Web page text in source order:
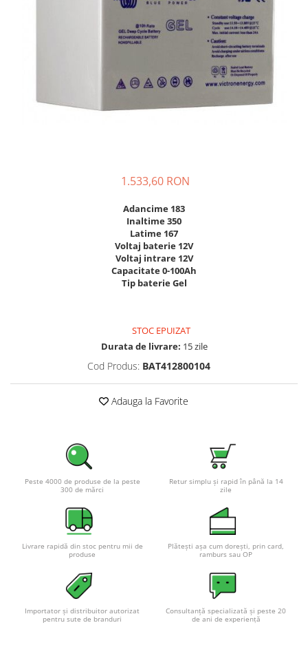
Incarcatoare acumulatori
Panouri fotovoltaice si accesorii
Accesorii
Convertoare de tensiune
Sisteme de stocare energie
Sisteme de Stocare Comerciale
Sisteme fotovoltaice complete
Sisteme fotovoltaice de putere
mica (rulota/caravan/case de
Statii de incarcare vehicule
Statii de incarcare
Cabluri de incarcare vehicule
Prize de incarcare vehicule
Acumulatori VRLA AGM/GEL /
1.533,60 RON
Adancime 183
Inaltime 350
Latime 167
Voltaj baterie 12V
Voltaj intrare 12V
Capacitate 0-100Ah
Tip baterie Gel
STOC EPUIZAT
Durata de livrare: 15 zile
Cod Produs: BAT412800104
Adauga la Favorite
Peste 4000 de produse de la peste
300 de mărci
Retur simplu și rapid în până la 14
zile
Livrare rapidă din stoc pentru mii de
produse
Plătești așa cum dorești, prin card,
ramburs sau OP
Importator și distribuitor autorizat
pentru sute de branduri
Consultanță specializată și peste 20
de ani de experiență